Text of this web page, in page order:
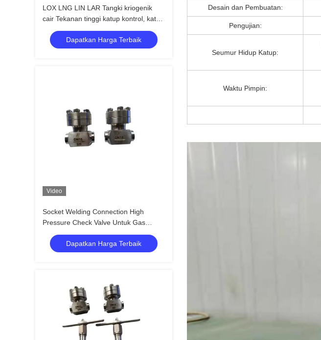
LOX LNG LIN LAR Tangki kriogenik
cair Tekanan tinggi katup kontrol, katup
bola PN320 Kualitas tinggi
Dapatkan Harga Terbaik
Video
Socket Welding Connection High
Pressure Check Valve Untuk Gas
Cairan Kriogenik Lox Lng Lin PN320
Valve
Dapatkan Harga Terbaik
Desain dan Pembuatan:
Pengujian:
Seumur Hidup Katup:
Waktu Pimpin: